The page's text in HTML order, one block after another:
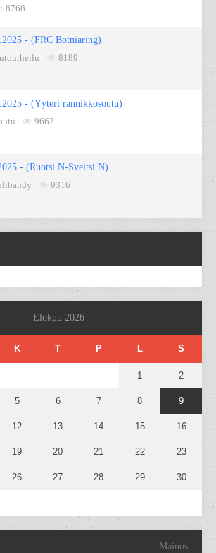
8768
- (FRC Botniaring)
8189
- (Yyteri rannikkosoutu)
9662
- (Ruotsi N-Sveitsi N)
9316
Elokuu 2026
K T P L S
1 2
5 6 7 8 9
12 13 14 15 16
19 20 21 22 23
26 27 28 29 30
Mainos